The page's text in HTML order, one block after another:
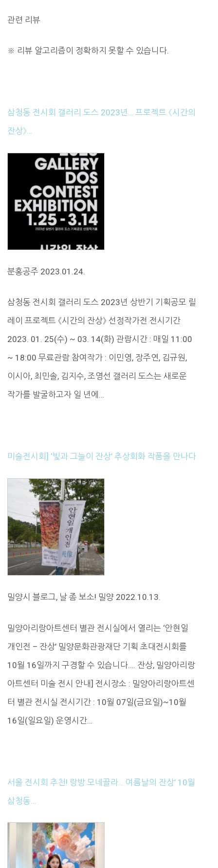
관련 리뷰
※ 리뷰 알고리즘이 정확하지 못할 수 있습니다.
삼청동 전시회 갤러리 도스 2023년… 프로젝트 《시간의
잔상》…
분홍공주 2023.01.24.
삼청동 전시회 갤러리 도스 2023년 상반기 기획공모 릴
레이 프로젝트 《시간의 잔상》 선정작가전 전시기간
2023. 01. 25(수) ~ 03. 14(화) 관람시간 : 매일 11:00
~ 18:00 무료관람 참여작가 : 이민영, 장주연, 김규원,
이시아, 최민솔, 김지수, 조영선 갤러리 도스는 새로운
작가를 발굴하고자 일 년에…
미술전시회] ‘빛과 그늘이 잔상’ 추상회화 작품을 만나다
밀양시 블로그, 날 좀 보소! 밀양 2022.10.13.
밀양아리랑아트센터 별관 전시실에서 열리는 ‘안현일
개인전 – 잔상’ 밀양문화관광재단 기획 초대전시회를
10월 16일까지 구경할 수 있습니다…. 잔상, 밀양아리랑
아트센터 미술 전시 안내] 전시장소 : 밀양아리랑아트센
터 별관 전시실 전시기간 : 10월 07일(금요일)~10월
16일(일요일) 운영시간…
서울 전시회 추천! 랑방 모네끌라… 여름날의 잔상’ 10월
삼청동…